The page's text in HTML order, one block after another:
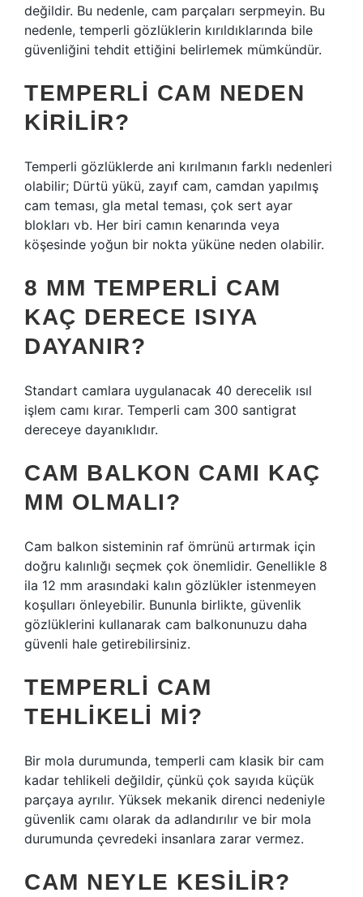
değildir. Bu nedenle, cam parçaları serpmeyin. Bu
nedenle, temperli gözlüklerin kırıldıklarında bile
güvenliğini tehdit ettiğini belirlemek mümkündür.
TEMPERLI CAM NEDEN
KIRILIR?
Temperli gözlüklerde ani kırılmanın farklı nedenleri
olabilir; Dürtü yükü, zayıf cam, camdan yapılmış
cam teması, gla metal teması, çok sert ayar
blokları vb. Her biri camın kenarında veya
köşesinde yoğun bir nokta yüküne neden olabilir.
8 MM TEMPERLI CAM
KAÇ DERECE ISIYA
DAYANIR?
Standart camlara uygulanacak 40 derecelik ısıl
işlem camı kırar. Temperli cam 300 santigrat
dereceye dayanıklıdır.
CAM BALKON CAMI KAÇ
MM OLMALI?
Cam balkon sisteminin raf ömrünü artırmak için
doğru kalınlığı seçmek çok önemlidir. Genellikle 8
ila 12 mm arasındaki kalın gözlükler istenmeyen
koşulları önleyebilir. Bununla birlikte, güvenlik
gözlüklerini kullanarak cam balkonunuzu daha
güvenli hale getirebilirsiniz.
TEMPERLI CAM
TEHLIKELI MI?
Bir mola durumunda, temperli cam klasik bir cam
kadar tehlikeli değildir, çünkü çok sayıda küçük
parçaya ayrılır. Yüksek mekanik direnci nedeniyle
güvenlik camı olarak da adlandırılır ve bir mola
durumunda çevredeki insanlara zarar vermez.
CAM NEYLE KESILIR?